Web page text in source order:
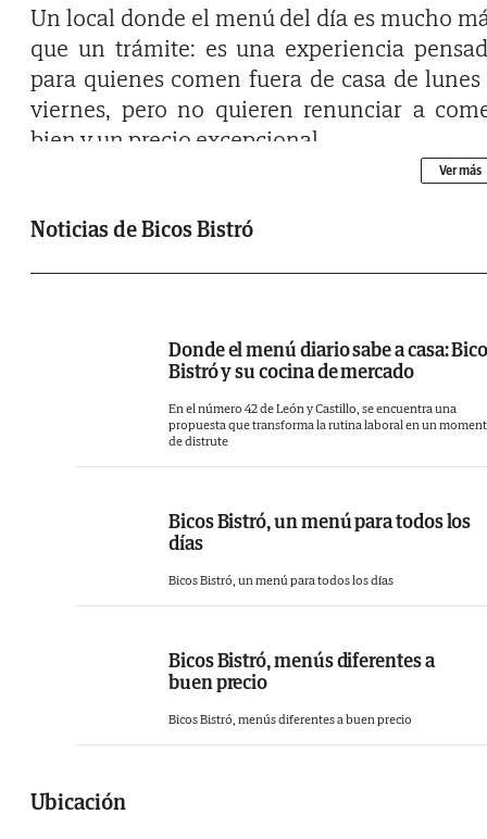
Un local donde el menú del día es mucho
que un trámite: es una experiencia
para quienes comen fuera de casa de lunes
viernes, pero no quieren renunciar a
bien y un precio excepcional.
Ver más
Noticias de Bicos Bistró
Donde el menú diario sabe a casa:
Bistró y su cocina de mercado
En el número 42 de León y Castillo, se encuentra una
propuesta que transforma la rutina laboral en un
de distrute
Bicos Bistró, un menú para todos los
días
Bicos Bistró, un menú para todos los días
Bicos Bistró, menús diferentes a
buen precio
Bicos Bistró, menús diferentes a buen precio
Ubicación